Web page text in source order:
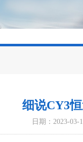
细说CY3
日期：2023-03-